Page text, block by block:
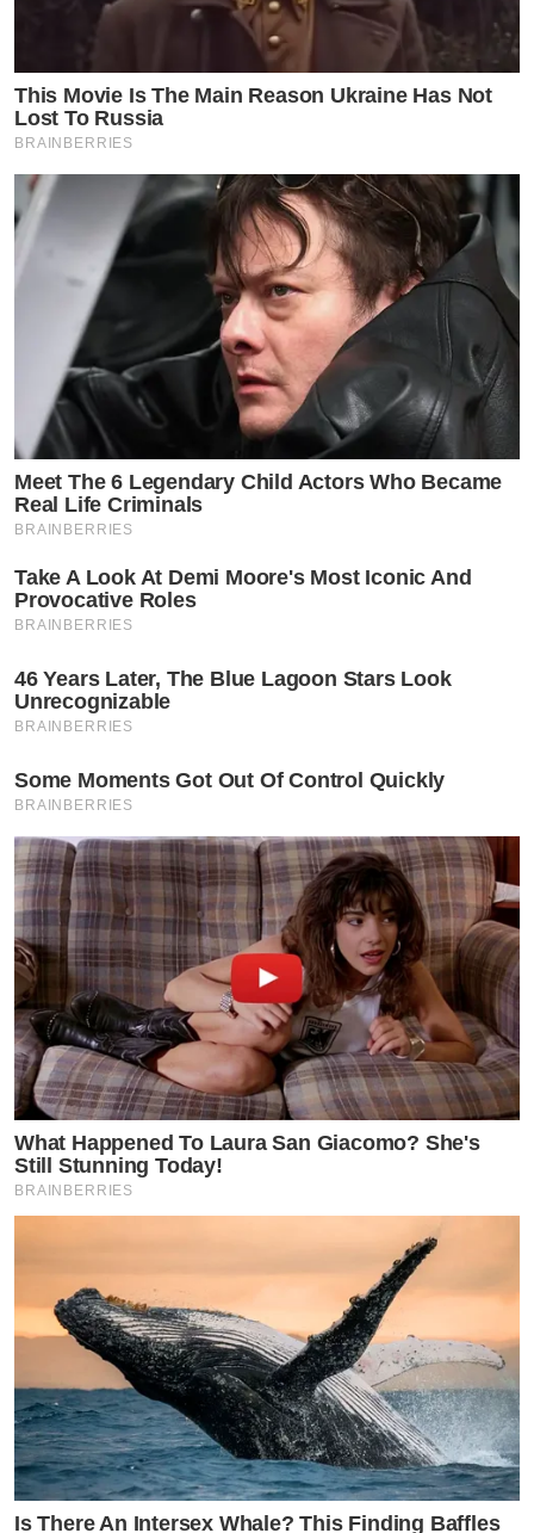
This Movie Is The Main Reason Ukraine Has Not
Lost To Russia
BRAINBERRIES
Meet The 6 Legendary Child Actors Who Became
Real Life Criminals
BRAINBERRIES
Take A Look At Demi Moore's Most Iconic And
Provocative Roles
BRAINBERRIES
46 Years Later, The Blue Lagoon Stars Look
Unrecognizable
BRAINBERRIES
Some Moments Got Out Of Control Quickly
BRAINBERRIES
What Happened To Laura San Giacomo? She's
Still Stunning Today!
BRAINBERRIES
Is There An Intersex Whale? This Finding Baffles